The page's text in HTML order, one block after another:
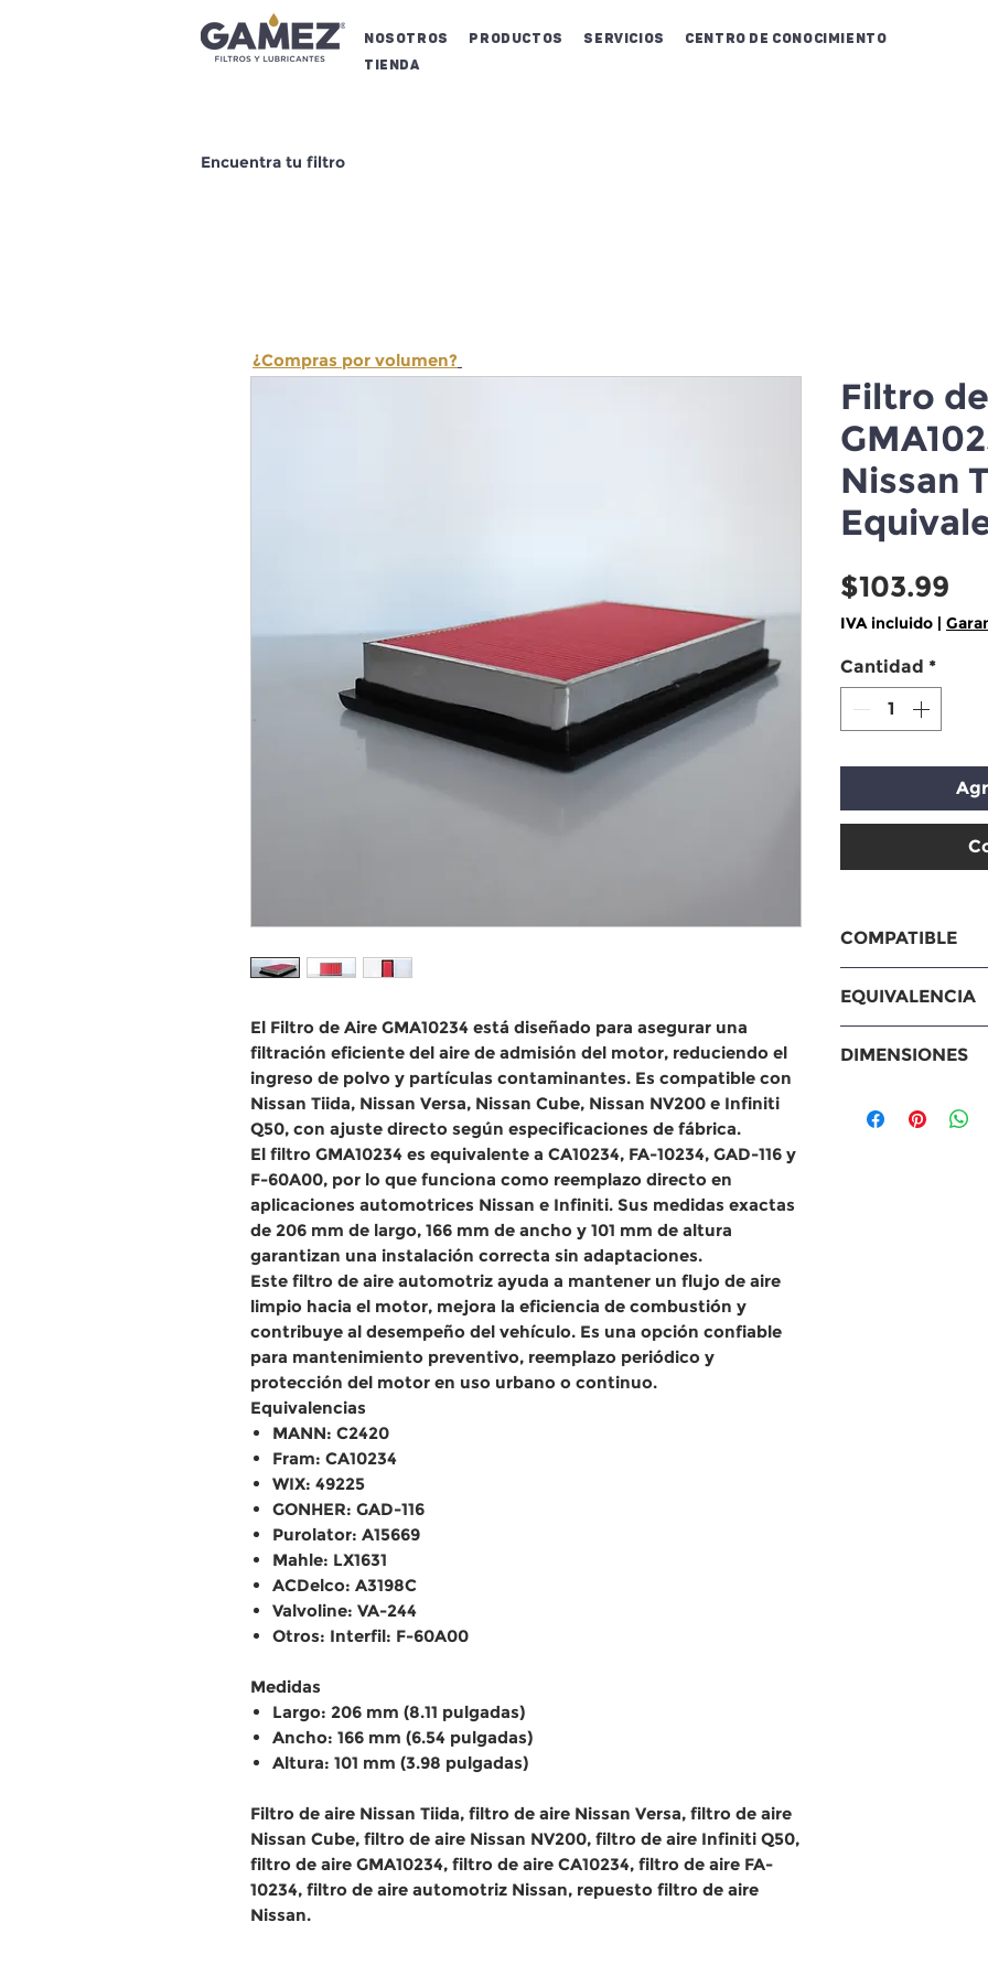
NOSOTROS Productos Servicios
Centro de conocimiento
Tienda
Encuentra tu filtro
El Filtro de Aire GMA10234 está diseñado para asegurar una
filtración eficiente del aire de admisión del motor, reduciendo el
ingreso de polvo y partículas contaminantes. Es compatible con
Nissan Tiida, Nissan Versa, Nissan Cube, Nissan NV200 e Infiniti
Q50, con ajuste directo según especificaciones de fábrica.
El filtro GMA10234 es equivalente a CA10234, FA-10234, GAD-116 y
F-60A00, por lo que funciona como reemplazo directo en
aplicaciones automotrices Nissan e Infiniti. Sus medidas exactas
de 206 mm de largo, 166 mm de ancho y 101 mm de altura
garantizan una instalación correcta sin adaptaciones.
Este filtro de aire automotriz ayuda a mantener un flujo de aire
limpio hacia el motor, mejora la eficiencia de combustión y
contribuye al desempeño del vehículo. Es una opción confiable
para mantenimiento preventivo, reemplazo periódico y
protección del motor en uso urbano o continuo.
Equivalencias
MANN: C2420
Fram: CA10234
WIX: 49225
GONHER: GAD-116
Purolator: A15669
Mahle: LX1631
ACDelco: A3198C
Valvoline: VA-244
Otros: Interfil: F-60A00
Medidas
Largo: 206 mm (8.11 pulgadas)
Ancho: 166 mm (6.54 pulgadas)
Altura: 101 mm (3.98 pulgadas)
Filtro de aire Nissan Tiida, filtro de aire Nissan Versa, filtro de aire
Nissan Cube, filtro de aire Nissan NV200, filtro de aire Infiniti Q50,
filtro de aire GMA10234, filtro de aire CA10234, filtro de aire FA-
10234, filtro de aire automotriz Nissan, repuesto filtro de aire
Nissan.
Filtro
Nissan
$103.99
IVA incluido |
Cantidad *
COMPATIBLE
Versa(07-12) 06-
EQUIVALENCIA
MANN: C2420
WIX: 49225
DIMENSIONES
Largo: 206
¿Compras por volumen?